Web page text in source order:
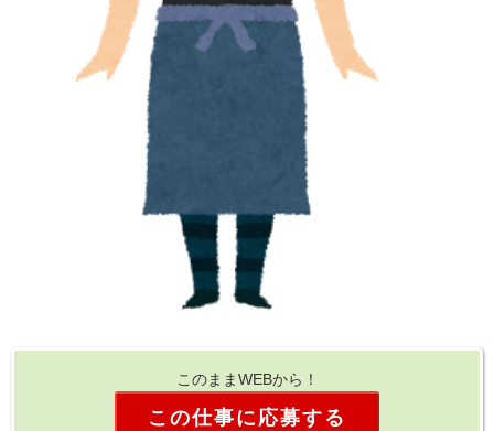
このままWEBから！
この仕事に応募する